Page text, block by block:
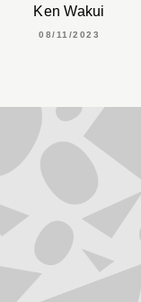
Ken Wakui
08/11/2023